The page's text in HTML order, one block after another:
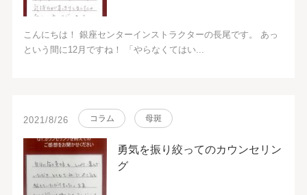
こんにちは！ 銀座センターインストラクターの長尾です。 あっ
という間に12月ですね！ 「やらなくてはい...
2021/8/26 コラム 母斑
勇気を振り絞ってのカウンセリン
グ